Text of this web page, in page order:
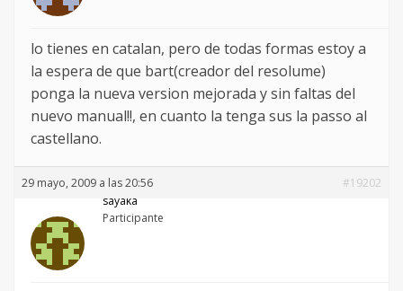
lo tienes en catalan, pero de todas formas estoy a
la espera de que bart(creador del resolume)
ponga la nueva version mejorada y sin faltas del
nuevo manual!!, en cuanto la tenga sus la passo al
castellano.
29 mayo, 2009 a las 20:56
#19202
sayaka
Participante